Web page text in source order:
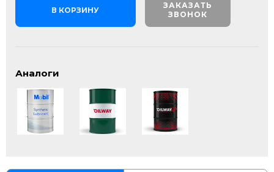
В КОРЗИНУ
ЗАКАЗАТЬ
ЗВОНОК
Аналоги